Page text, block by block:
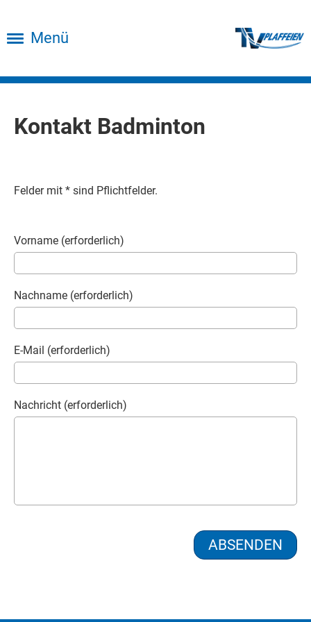
Menü
Kontakt Badminton
Felder mit * sind Pflichtfelder.
Vorname (erforderlich)
Nachname (erforderlich)
E-Mail (erforderlich)
Nachricht (erforderlich)